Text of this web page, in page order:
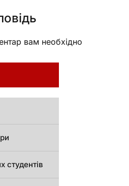
вам необхідно
студентів